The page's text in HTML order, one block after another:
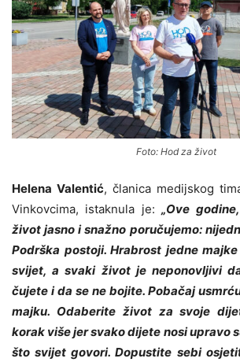
Foto: Hod za život
Helena Valentić, članica medijskog
Vinkovcima, istaknula je:„Ove
život jasno i snažno poručujemo:
Podrška postoji. Hrabrost jedne
svijet, a svaki život je neponovljivi
čujete i da se ne bojite. Pobačaj
majku. Odaberite život za svoje
korak više jer svako dijete nosi upravo
što svijet govori. Dopustite sebi